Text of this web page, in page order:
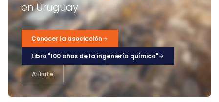
en Uruguay
Conocer la asociación
Libro "100 años de la ingeniería química"
Afíliate
NOTICIAS
SLIDER
HOME
El
pasado